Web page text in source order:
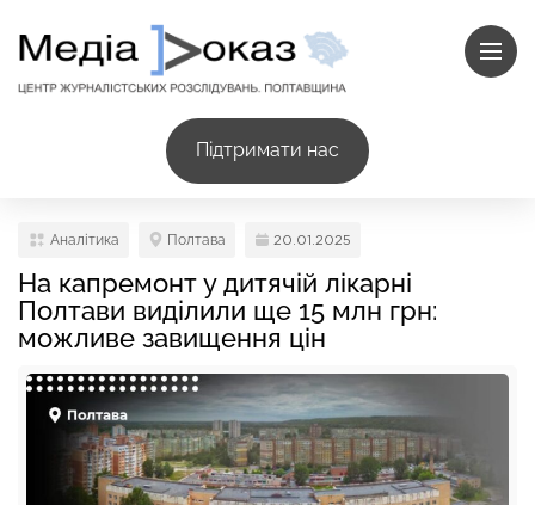
Підтримати нас
Аналітика Полтава 20.01.2025
На капремонт у дитячій лікарні
Полтави виділили ще 15 млн грн:
можливе завищення цін